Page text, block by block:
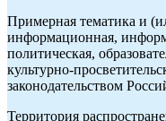
Примерная тематика и
информационная,
политическая,
культурно-
законодательством
Территория